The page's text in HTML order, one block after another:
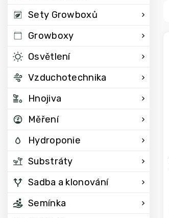
Sety Growboxů
Growboxy
Osvětlení
Vzduchotechnika
Hnojiva
Měření
Hydroponie
Substráty
Sadba a klonování
Semínka